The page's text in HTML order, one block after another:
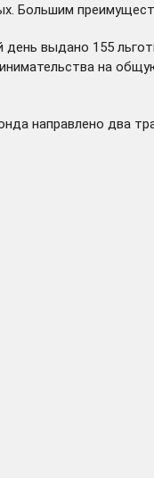
Большим
выдано 155
на
направлено два